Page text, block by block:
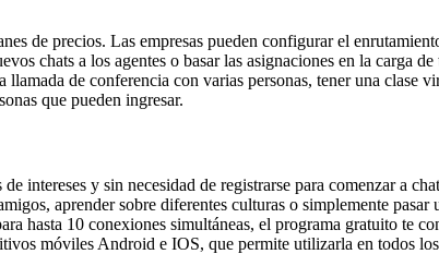
de precios. Las empresas pueden configurar el
chats a los agentes o basar las asignaciones en la carga
de conferencia con varias personas, tener una clase
que pueden ingresar.
intereses y sin necesidad de registrarse para comenzar a
aprender sobre diferentes culturas o simplemente pasar
hasta 10 conexiones simultáneas, el programa gratuito te
móviles Android e IOS, que permite utilizarla en todos